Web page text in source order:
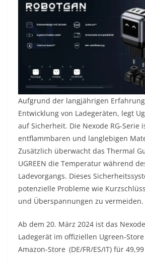
Aufgrund der langjährigen
Entwicklung von Ladegeräten, legt
auf Sicherheit. Die Nexode RG-Serie
entflammbaren und langlebigen
Zusätzlich überwacht das Thermal
UGREEN die Temperatur während
Ladevorgangs. Dieses
potenzielle Probleme wie
und Überspannungen zu vermeiden.
Ab dem 20. März 2024 ist das
Ladegerät im offiziellen Ugreen-
Amazon-Store (DE/FR/ES/IT) für